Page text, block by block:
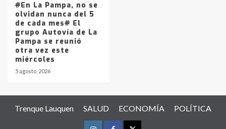
#En La Pampa, no se
olvidan nunca del 5
de cada mes# El
grupo Autovía de La
Pampa se reunió
otra vez este
miércoles
5 agosto, 2026
Trenque Lauquen SALUD ECONOMÍA POLÍTICA